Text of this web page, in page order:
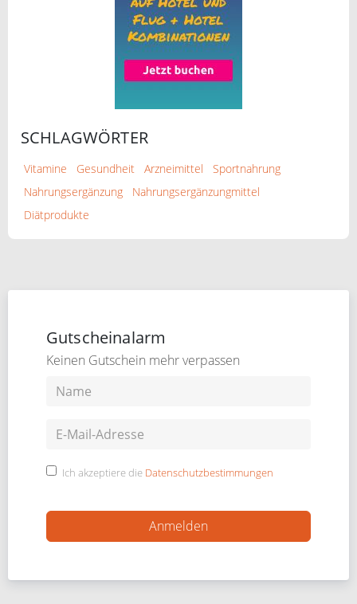
SCHLAGWÖRTER
Vitamine Gesundheit Arzneimittel
Sportnahrung
Nahrungsergänzung
Nahrungsergänzungmittel
Diätprodukte
Gutscheinalarm
Keinen Gutschein mehr verpassen
Ich akzeptiere die Datenschutzbestimmungen